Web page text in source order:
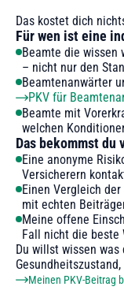
Das kostet dich
Für wen ist eine
Beamte die
– nicht nur den
Beamtenanwärter
PKV für
Beamte mit
welchen
Das bekommst du
Eine anonyme
Versicherern
Einen Vergleich
mit echten
Meine offene
Fall nicht die beste
Du willst wissen
Meinen PKV-Beitrag